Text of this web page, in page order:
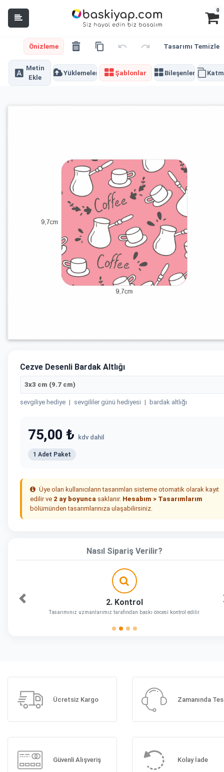
0
Önizleme Tasarımı Temizle
Metin
Ekle
Yüklemeler Şablonlar Bileşenler
Cezve Desenli Bardak Altlığı
3x3 cm (9.7 cm)
sevgiliye hediye | sevgililer günü hediyesi | bardak altlığı
75,00 ₺ kdv dahil
1 Adet Paket
Üye olan kullanıcıların tasarımları sisteme otomatik olarak kayıt
edilir ve 2 ay boyunca saklanır. Hesabım > Tasarımlarım
bölümünden tasarımlarınıza ulaşabilirsiniz.
Nasıl Sipariş Verilir?
2. Kontrol
Tasarımınız uzmanlarımız tarafından baskı öncesi kontrol edilir.
Önceki
Ücretsiz Kargo Zamanında
Güvenli Alışveriş Kolay İade